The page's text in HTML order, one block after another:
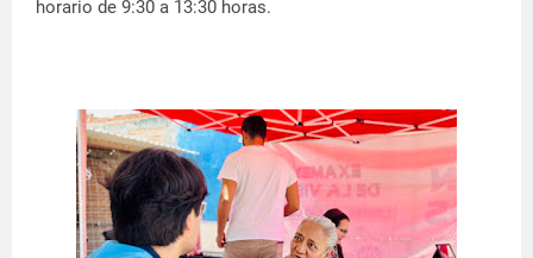
horario de 9:30 a 13:30 horas.